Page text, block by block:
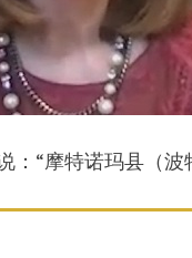
：“摩特诺玛县（